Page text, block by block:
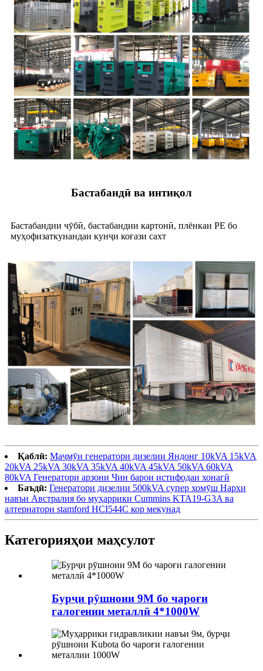
Бастабандӣ ва интиқол
Бастабандии чӯбӣ, бастабандии картонӣ, плёнкаи PE бо
муҳофизаткунандаи кунҷи коғази сахт
Қаблӣ: Маҷмӯи генератори дизелии Яндонг 10kVA 15kVA
20kVA 25kVA 30kVA 35kVA 40kVA 45kVA 50kVA 60kVA
80kVA Генератори арзони Чин барои истифодаи хонагӣ
Баъдӣ: Генератори дизелии 500kVA супер хомӯш Нархи
навъи Австралия бо муҳаррики Cummins KTA19-G3A ва
алтернатори stamford HCI544C кор мекунад
Категорияҳои маҳсулот
Бурҷи рӯшноии 9M бо чароғи
галогении металлӣ 4*1000W